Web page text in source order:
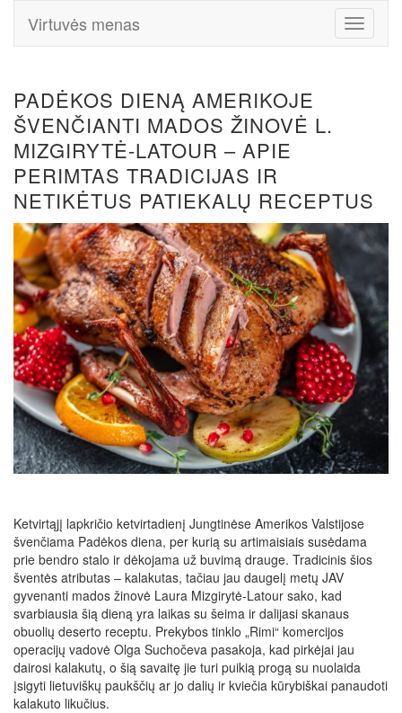
Toggle
Virtuvės menas
PADĖKOS DIENĄ AMERIKOJE
ŠVENČIANTI MADOS ŽINOVĖ L.
MIZGIRYTĖ-LATOUR – APIE
PERIMTAS TRADICIJAS IR
NETIKĖTUS PATIEKALŲ RECEPTUS
Ketvirtąjį lapkričio ketvirtadienį Jungtinėse Amerikos Valstijose
švenčiama Padėkos diena, per kurią su artimaisiais susėdama
prie bendro stalo ir dėkojama už buvimą drauge. Tradicinis šios
šventės atributas – kalakutas, tačiau jau daugelį metų JAV
gyvenanti mados žinovė Laura Mizgirytė-Latour sako, kad
svarbiausia šią dieną yra laikas su šeima ir dalijasi skanaus
obuolių deserto receptu. Prekybos tinklo „Rimi“ komercijos
operacijų vadovė Olga Suchočeva pasakoja, kad pirkėjai jau
dairosi kalakutų, o šią savaitę jie turi puikią progą su nuolaida
įsigyti lietuviškų paukščių ar jo dalių ir kviečia kūrybiškai panaudoti
kalakuto likučius.